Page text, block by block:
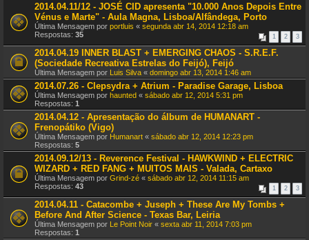
2014.04.11/12 - JOSÉ CID apresenta "10.000 Anos Depois Entre
Vénus e Marte" - Aula Magna, Lisboa/Alfândega, Porto
Última Mensagem por portluis « segunda abr 14, 2014 12:18 am
Respostas: 35 1 2 3
2014.04.19 INNER BLAST + EMERGING CHAOS - S.R.E.F.
(Sociedade Recreativa Estrelas do Feijó), Feijó
Última Mensagem por Luis Silva « domingo abr 13, 2014 1:46 am
2014.07.26 - Clepsydra + Atrium - Paradise Garage, Lisboa
Última Mensagem por haunted « sábado abr 12, 2014 5:31 pm
Respostas: 1
2014.04.12 - Apresentação do álbum de HUMANART -
Frenopátiko (Vigo)
Última Mensagem por Humanart « sábado abr 12, 2014 12:23 pm
Respostas: 5
2014.09.12/13 - Reverence Festival - HAWKWIND + ELECTRIC
WIZARD + RED FANG + MUITOS MAIS - Valada, Cartaxo
Última Mensagem por Grind-zé « sábado abr 12, 2014 11:15 am
Respostas: 43 1 2 3
2014.04.11 - Catacombe + Juseph + These Are My Tombs +
Before And After Science - Texas Bar, Leiria
Última Mensagem por Le Point Noir « sexta abr 11, 2014 7:03 pm
Respostas: 1